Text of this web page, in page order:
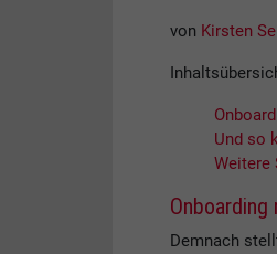
von Kirsten
Und so
Weitere
Demnach